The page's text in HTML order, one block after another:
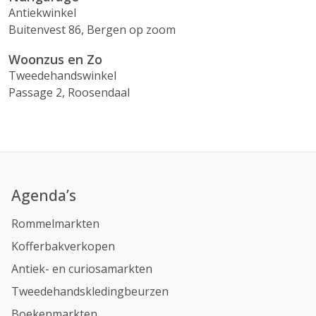
Antiekwinkel
Buitenvest 86, Bergen op zoom
Woonzus en Zo
Tweedehandswinkel
Passage 2, Roosendaal
Agenda’s
Rommelmarkten
Kofferbakverkopen
Antiek- en curiosamarkten
Tweedehandskledingbeurzen